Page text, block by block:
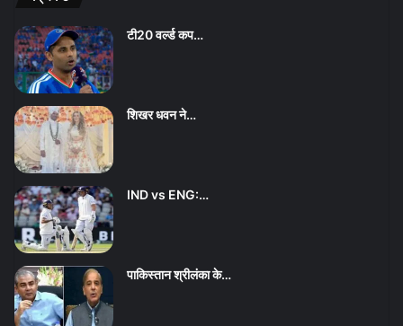
टी20 वर्ल्ड कप…
शिखर धवन ने…
IND vs ENG:…
पाकिस्तान श्रीलंका के…